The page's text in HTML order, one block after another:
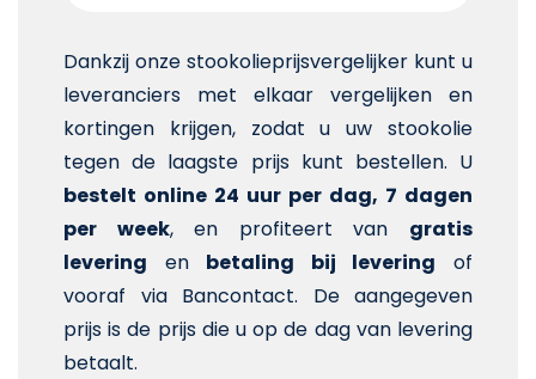
Dankzij onze stookolieprijsvergelijker kunt u
leveranciers met elkaar vergelijken en
kortingen krijgen, zodat u uw stookolie
tegen de laagste prijs kunt bestellen. U
bestelt online 24 uur per dag, 7 dagen
per week, en profiteert van gratis
levering en betaling bij levering of
vooraf via Bancontact. De aangegeven
prijs is de prijs die u op de dag van levering
betaalt.